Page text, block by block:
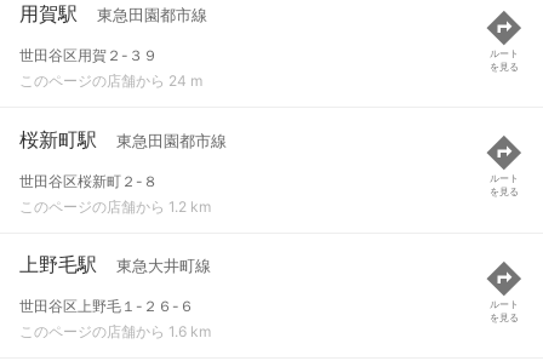
用賀駅 東急田園都市線
世田谷区用賀２-３９
このページの店舗から 24 m
ルート
を見る
桜新町駅 東急田園都市線
世田谷区桜新町２-８
このページの店舗から 1.2 km
ルート
を見る
上野毛駅 東急大井町線
世田谷区上野毛１-２６-６
このページの店舗から 1.6 km
ルート
を見る